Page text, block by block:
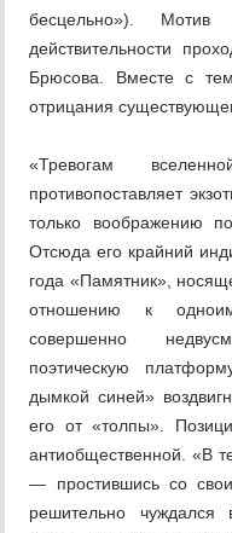
бесцельно»). Мотив
действительности
Брюсова. Вместе с
отрицания
«Тревогам
противопоставляет
только воображению
Отсюда его крайний
года «Памятник»,
отношению к
совершенно
поэтическую
дымкой синей»
его от «толпы».
антиобщественной. «В
— простившись со
решительно чуждался